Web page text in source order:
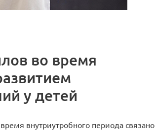
во время
у детей
внутриутробного периода связано